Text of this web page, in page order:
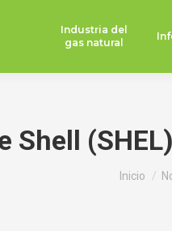
Industria del
gas natural
Shell
Estás
Inicio